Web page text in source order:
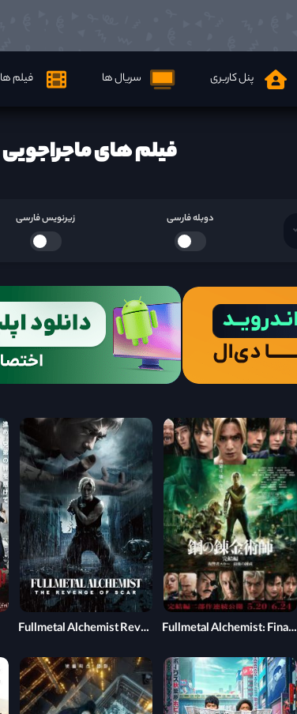
پنل کاربری سریال ها فیلم ها
فیلم های ماجراجویی
دوبله فارسی زیرنویس فارسی
Fullmetal Alchemist: Final Transmutation
Fullmetal Alchemist Revenge Scar